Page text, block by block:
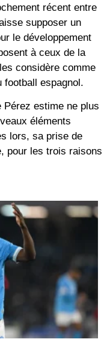
récent entre
supposer un
le développement
à ceux de la
considère comme
football espagnol.
Pérez estime ne plus
éléments
lors, sa prise de
pour les trois raisons